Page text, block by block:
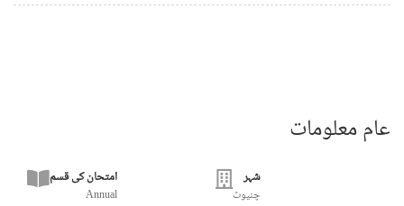
عام معلومات
شہر
چنیوٹ
امتحان کی قسم
Annual